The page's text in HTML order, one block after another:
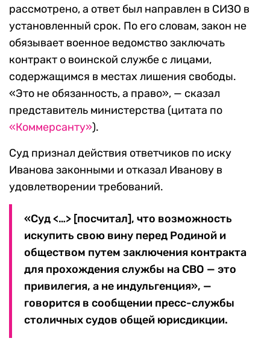
рассмотрено, а ответ был направлен в СИЗО в
установленный срок. По его словам, закон не
обязывает военное ведомство заключать
контракт о воинской службе с лицами,
содержащимся в местах лишения свободы.
«Это не обязанность, а право», — сказал
представитель министерства (цитата по
«Коммерсанту»).
Суд признал действия ответчиков по иску
Иванова законными и отказал Иванову в
удовлетворении требований.
«Суд <…> [посчитал], что возможность
искупить свою вину перед Родиной и
обществом путем заключения контракта
для прохождения службы на СВО — это
привилегия, а не индульгенция», —
говорится в сообщении пресс-службы
столичных судов общей юрисдикции.